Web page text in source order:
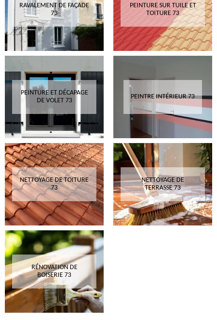
RAVALEMENT DE FAÇADE
73
PEINTURE SUR TUILE ET
TOITURE 73
PEINTURE ET DÉCAPAGE
DE VOLET 73
PEINTRE INTÉRIEUR 73
NETTOYAGE DE TOITURE
73
NETTOYAGE DE
TERRASSE 73
RÉNOVATION DE
BOISERIE 73